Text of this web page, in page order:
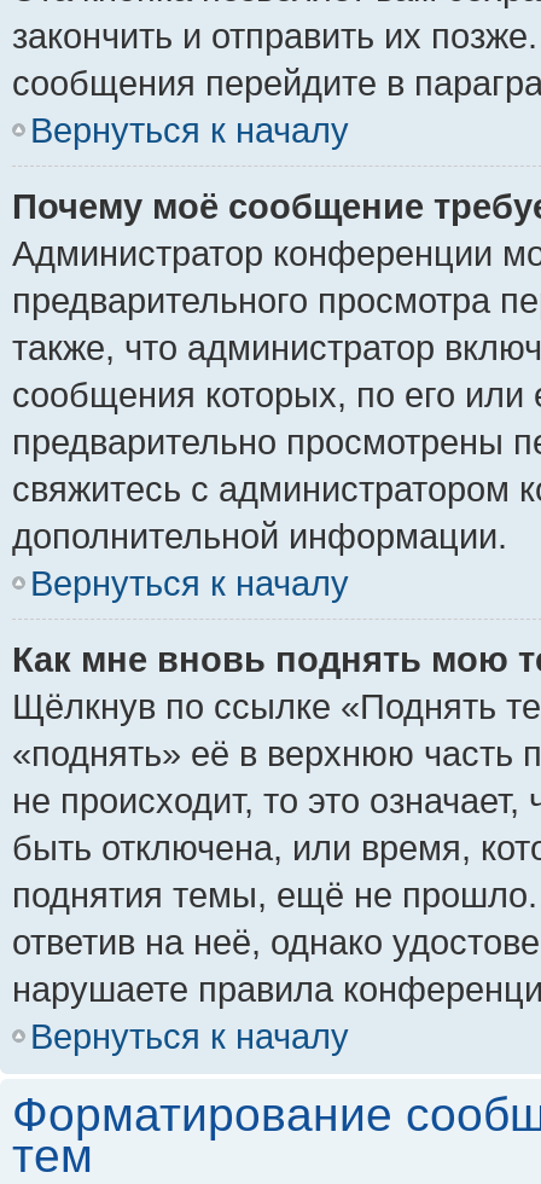
закончить и отправить их
сообщения перейдите в
Вернуться к началу
Почему моё сообщение
Администратор конференции
предварительного просмотра
также, что администратор
сообщения которых, по его
предварительно просмотрены
свяжитесь с администратором
дополнительной информации.
Вернуться к началу
Как мне вновь поднять мою
Щёлкнув по ссылке «Поднять
«поднять» её в верхнюю часть
не происходит, то это
быть отключена, или время,
поднятия темы, ещё не
ответив на неё, однако
нарушаете правила
Вернуться к началу
Форматирование
тем